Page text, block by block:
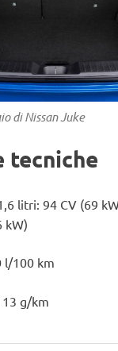
di Nissan Juke
tecniche
litri: 94 CV (69
kW)
l/100 km
g/km